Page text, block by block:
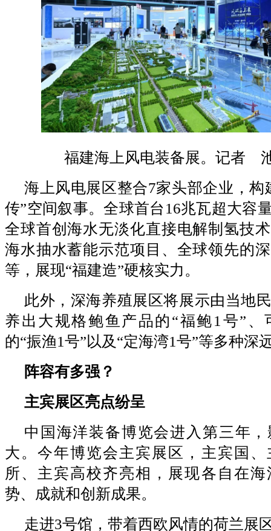
福建海上风电装备展。记者
海上风电展区整合7家头部企业，
传”空间叙事。全球首台16兆瓦超大容
全球首创海水无淡化直接电解制氢技
海水抽水蓄能示范项目、全球领先的
等，展现“福建造”硬核实力。
此外，深海养殖展区将展示由当地
养出大规格鲍鱼产品的“福鲍1号”、
的“振渔1号”以及“定海湾1号”等多种深
阵容有多强？
主宾展区亮点纷呈
中国海洋装备博览会进入第三年
大。今年博览会主宾展区，主宾国
所、主宾高校齐亮相，展现各自在
势、成就和创新成果。
走进3号馆，带着西欧风情的荷兰展